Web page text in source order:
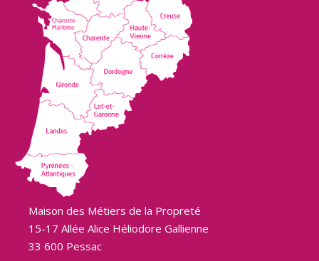
Maison des Métiers de la Propreté
15-17 Allée Alice Héliodore Gallienne
33 600 Pessac